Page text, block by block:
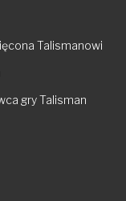
Talismanowi
gry Talisman